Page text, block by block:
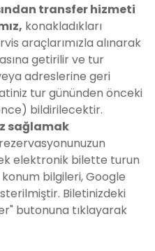
transfer hizmeti
konakladıkları
araçlarımızla alınarak
getirilir ve tur
adreslerine geri
tur gününden önceki
bildirilecektir.
sağlamak
elektronik bilette turun
konum bilgileri, Google
Biletinizdeki
butonuna tıklayarak